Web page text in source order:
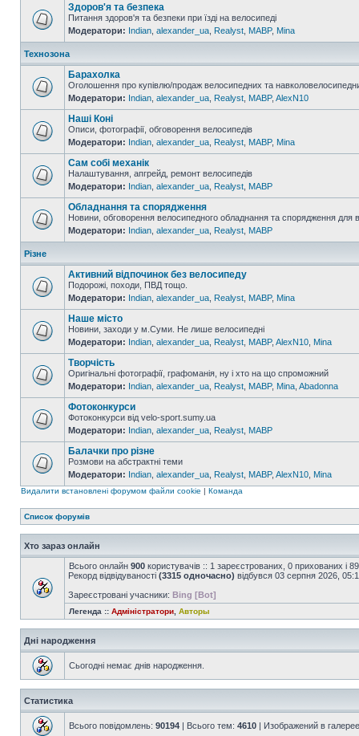
Здоров'я та безпека
Питання здоров'я та безпеки при їзді на велосипеді
Модератори: Indian alexander_ua Realyst MABP, Mina
Технозона
Барахолка
Оголошення про купівлю/продаж велосипедних та
Модератори: Indian alexander_ua Realyst MABP, AlexN10
Наші Коні
Описи, фотографії, обговорення велосипедів
Модератори: Indian alexander_ua Realyst MABP, Mina
Сам собі механік
Налаштування, апгрейд, ремонт велосипедів
Модератори: Indian alexander_ua Realyst MABP
Обладнання та спорядження
Новини, обговорення велосипедного обладнання та спорядження для
Модератори: Indian alexander_ua Realyst MABP
Різне
Активний відпочинок без велосипеду
Подорожі, походи, ПВД тощо.
Модератори: Indian alexander_ua Realyst MABP, Mina
Наше місто
Новини, заходи у м.Суми. Не лише велосипедні
Модератори: Indian alexander_ua Realyst MABP, AlexN10 Mina
Творчість
Оригінальні фотографії, графоманія, ну і хто на що спроможний
Модератори: Indian alexander_ua Realyst MABP, Mina Abadonna
Фотоконкурси
Фотоконкурси від velo-sport.sumy.ua
Модератори: Indian alexander_ua Realyst MABP
Балачки про різне
Розмови на абстрактні теми
Модератори: Indian alexander_ua Realyst MABP, AlexN10 Mina
Видалити встановлені форумом файли cookie | Команда
Список форумів
Хто зараз онлайн
Всього онлайн 900 користувачів :: 1 зареєстрованих, 0 прихованих і
Рекорд відвідуваності (3315 одночасно) відбувся 03 серпня 2026,
Зареєстровані учасники: Bing [Bot]
Легенда :: Адміністратори Авторы
Дні народження
Сьогодні немає днів народження.
Статистика
Всього повідомлень: 90194 | Всього тем: 4610 | Изображений в